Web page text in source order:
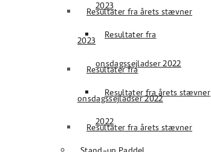
2023
Resultater fra
onsdagssejladser 2022
Resultater fra årets stævner
2022
Resultater fra årets stævner
2023
Resultater fra
onsdagssejladser 2022
Resultater fra årets stævner